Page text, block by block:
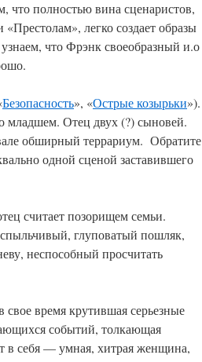
полностью вина сценаристов,
легко создает образы
что Фрэнк своеобразный и.о
Безопасность», «Острые козырьки»).
младшем. Отец двух (?) сыновей.
обширный террариум. Обратите
одной сценой заставившего
считает позорищем семьи.
глуповатый пошляк,
неспособный просчитать
время крутившая серьезные
событий, толкающая
в себя — умная, хитрая женщина,